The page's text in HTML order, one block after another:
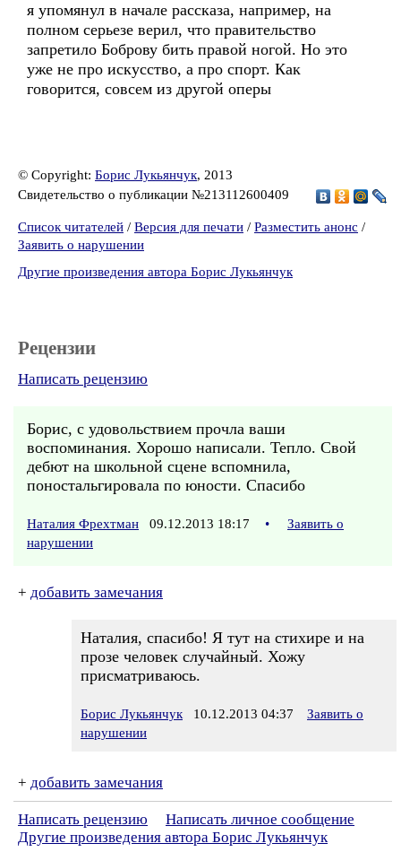
я упомянул в начале рассказа, например, на
полном серьезе верил, что правительство
запретило Боброву бить правой ногой. Но это
уже не про искусство, а про спорт. Как
говорится, совсем из другой оперы
© Copyright: Борис Лукьянчук, 2013
Свидетельство о публикации №213112600409
Список читателей / Версия для печати / Разместить анонс /
Заявить о нарушении
Другие произведения автора Борис Лукьянчук
Рецензии
Написать рецензию
Борис, с удовольствием прочла ваши
воспоминания. Хорошо написали. Тепло. Свой
дебют на школьной сцене вспомнила,
поностальгировала по юности. Спасибо
Наталия Фрехтман 09.12.2013 18:17 •
Заявить о
нарушении
+ добавить замечания
Наталия, спасибо! Я тут на стихире и на
прозе человек случайный. Хожу
присматриваюсь.
Борис Лукьянчук 10.12.2013 04:37
Заявить о
нарушении
+ добавить замечания
Написать рецензию
Написать личное сообщение
Другие произведения автора Борис Лукьянчук